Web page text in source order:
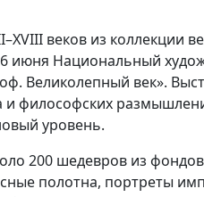
веков из коллекции
июня Национальный
Великолепный век».
и философских
уровень.
200 шедевров из
полотна, портреты